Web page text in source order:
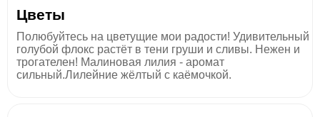
Цветы
Полюбуйтесь на цветущие мои радости! Удивительный
голубой флокс растёт в тени груши и сливы. Нежен и
трогателен! Малиновая лилия - аромат
сильный.Лилейние жёлтый с каёмочкой.